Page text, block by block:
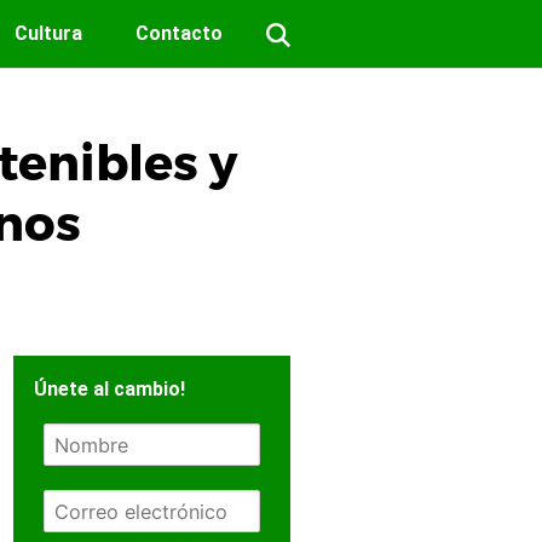
Cultura Contacto
y
Únete al cambio!
N
m
r
E
m